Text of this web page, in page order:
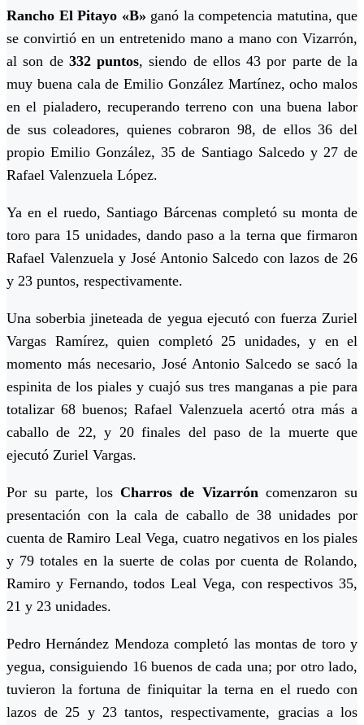
Rancho El Pitayo «B» ganó la competencia matutina, que
se convirtió en un entretenido mano a mano con Vizarrón,
al son de 332 puntos, siendo de ellos 43 por parte de la
muy buena cala de Emilio González Martínez, ocho malos
en el pialadero, recuperando terreno con una buena labor
de sus coleadores, quienes cobraron 98, de ellos 36 del
propio Emilio González, 35 de Santiago Salcedo y 27 de
Rafael Valenzuela López.
Ya en el ruedo, Santiago Bárcenas completó su monta de
toro para 15 unidades, dando paso a la terna que firmaron
Rafael Valenzuela y José Antonio Salcedo con lazos de 26
y 23 puntos, respectivamente.
Una soberbia jineteada de yegua ejecutó con fuerza Zuriel
Vargas Ramírez, quien completó 25 unidades, y en el
momento más necesario, José Antonio Salcedo se sacó la
espinita de los piales y cuajó sus tres manganas a pie para
totalizar 68 buenos; Rafael Valenzuela acertó otra más a
caballo de 22, y 20 finales del paso de la muerte que
ejecutó Zuriel Vargas.
Por su parte, los Charros de Vizarrón comenzaron su
presentación con la cala de caballo de 38 unidades por
cuenta de Ramiro Leal Vega, cuatro negativos en los piales
y 79 totales en la suerte de colas por cuenta de Rolando,
Ramiro y Fernando, todos Leal Vega, con respectivos 35,
21 y 23 unidades.
Pedro Hernández Mendoza completó las montas de toro y
yegua, consiguiendo 16 buenos de cada una; por otro lado,
tuvieron la fortuna de finiquitar la terna en el ruedo con
lazos de 25 y 23 tantos, respectivamente, gracias a los